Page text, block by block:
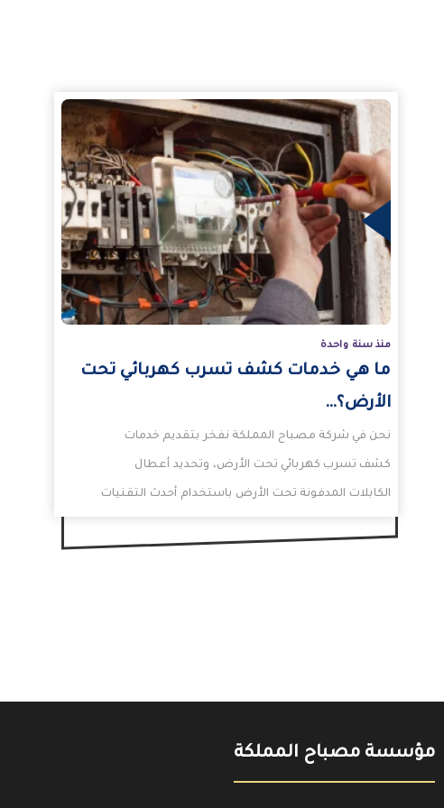
منذ سنة واحدة
ما هي خدمات كشف تسرب كهربائي تحت
الأرض؟…
نحن في شركة مصباح المملكة نفخر بتقديم خدمات
كشف تسرب كهربائي تحت الأرض، وتحديد أعطال
الكابلات المدفونة تحت الأرض باستخدام أحدث التقنيات
مؤسسة مصباح المملكة